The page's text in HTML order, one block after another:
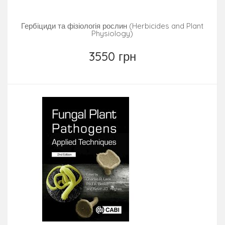
Гербіциди та фізіологія рослин (Herbicides and Plant
Physiology)
3550 грн